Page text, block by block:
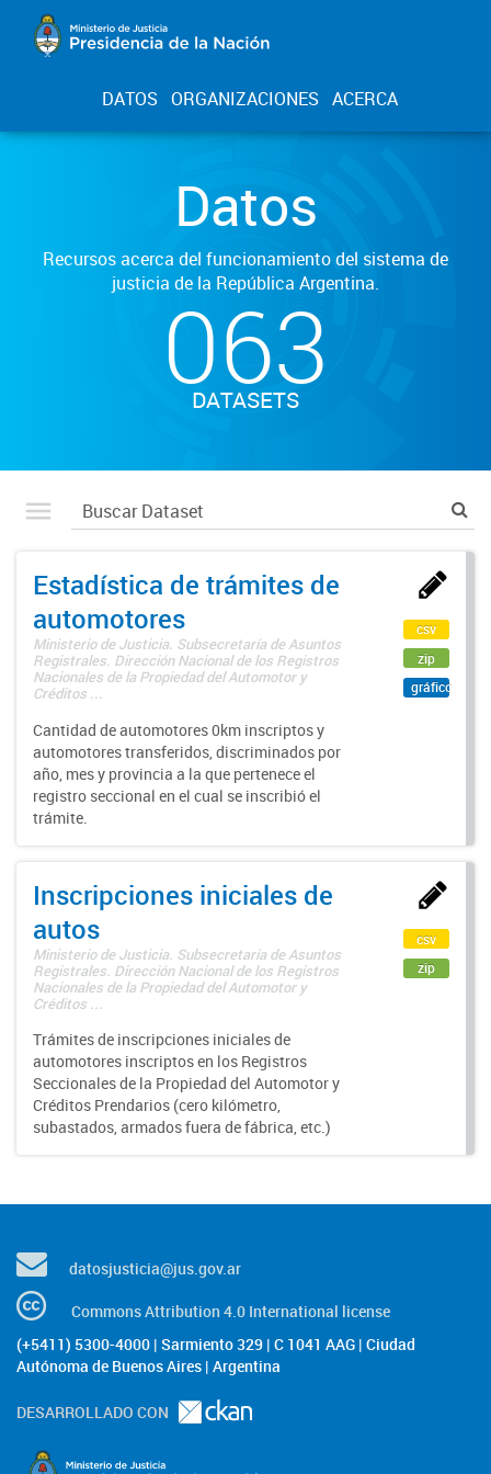
DATOS ORGANIZACIONES ACERCA
Datos
Recursos acerca del funcionamiento del sistema de
justicia de la República Argentina.
063
DATASETS
Estadística de trámites de
automotores
Ministerio de Justicia. Subsecretaría de Asuntos
Registrales. Dirección Nacional de los Registros
Nacionales de la Propiedad del Automotor y
Créditos ...
Cantidad de automotores 0km inscriptos y
automotores transferidos, discriminados por
año, mes y provincia a la que pertenece el
registro seccional en el cual se inscribió el
trámite.
csv
zip
gráfico
Inscripciones iniciales de
autos
Ministerio de Justicia. Subsecretaría de Asuntos
Registrales. Dirección Nacional de los Registros
Nacionales de la Propiedad del Automotor y
Créditos ...
Trámites de inscripciones iniciales de
automotores inscriptos en los Registros
Seccionales de la Propiedad del Automotor y
Créditos Prendarios (cero kilómetro,
subastados, armados fuera de fábrica, etc.)
csv
zip
datosjusticia@jus.gov.ar
Commons Attribution 4.0 International license
(+5411) 5300-4000 | Sarmiento 329 | C 1041 AAG | Ciudad
Autónoma de Buenos Aires | Argentina
DESARROLLADO CON